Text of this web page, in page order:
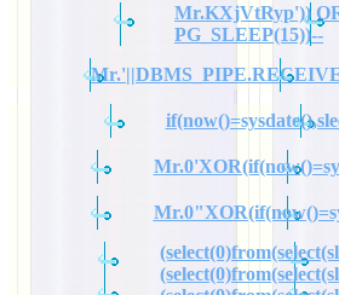
Mr.KXjVtRyp'))
PG_SLEEP(15))--